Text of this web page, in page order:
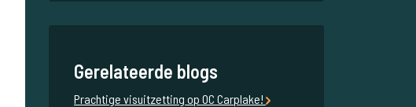
Gerelateerde blogs
Prachtige visuitzetting op OC Carplake!